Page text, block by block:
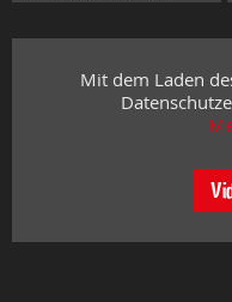
Mit dem Laden